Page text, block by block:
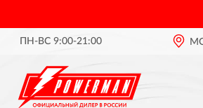
ПН-ВС 9:00-21:00 ОФИЦИАЛЬНЫЙ